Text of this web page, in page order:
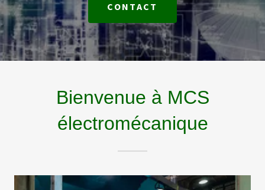
CONTACT
Bienvenue à MCS
électromécanique